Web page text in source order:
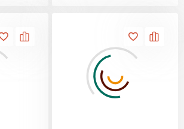
Утеплитель Penoplex